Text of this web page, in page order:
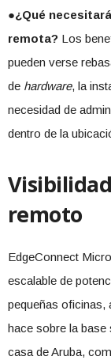
●¿Qué
remota? Los
pueden verse
de hardware, la
necesidad de
dentro de la
remoto
EdgeConnect
escalable de
pequeñas oficinas,
hace sobre la base
casa de Aruba,